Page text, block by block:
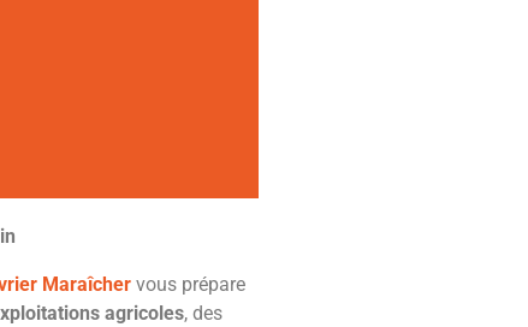
Maraîcher vous prépare
agricoles, des